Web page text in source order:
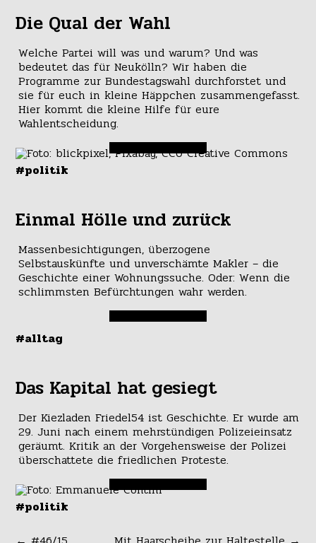
Die Qual der Wahl
Welche Partei will was und warum? Und was
bedeutet das für Neukölln? Wir haben die
Programme zur Bundestagswahl durchforstet und
sie für euch in kleine Häppchen zusammengefasst.
Hier kommt die kleine Hilfe für eure
Wahlentscheidung.
#politik
Einmal Hölle und zurück
Massenbesichtigungen, überzogene
Selbstauskünfte und unverschämte Makler – die
Geschichte einer Wohnungssuche. Oder: Wenn die
schlimmsten Befürchtungen wahr werden.
#alltag
Das Kapital hat gesiegt
Der Kiezladen Friedel54 ist Geschichte. Er wurde am
29. Juni nach einem mehrstündigen Polizeieinsatz
geräumt. Kritik an der Vorgehensweise der Polizei
überschattete die friedlichen Proteste.
#politik